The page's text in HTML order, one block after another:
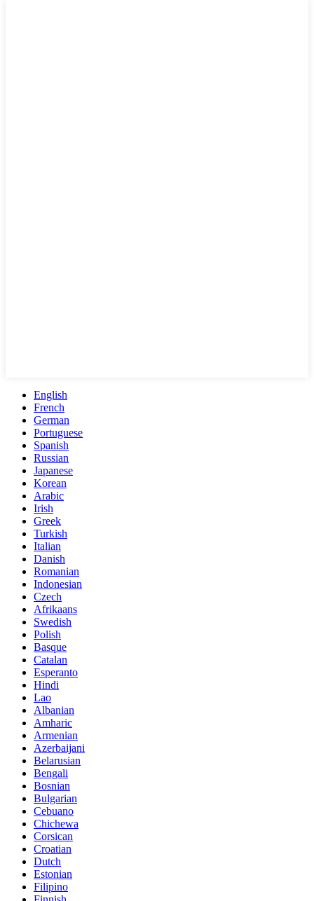
English
French
German
Portuguese
Spanish
Russian
Japanese
Korean
Arabic
Irish
Greek
Turkish
Italian
Danish
Romanian
Indonesian
Czech
Afrikaans
Swedish
Polish
Basque
Catalan
Esperanto
Hindi
Lao
Albanian
Amharic
Armenian
Azerbaijani
Belarusian
Bengali
Bosnian
Bulgarian
Cebuano
Chichewa
Corsican
Croatian
Dutch
Estonian
Filipino